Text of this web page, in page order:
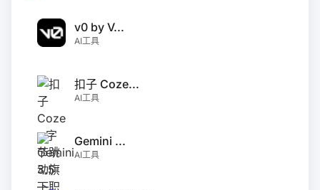
v0 by V...
AI工具
扣子 Coze...
AI工具
Gemini ...
AI工具